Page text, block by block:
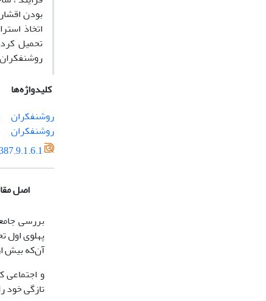
بودن
اتخاذ
تحمیل
کلیدواژه‌ها
روشنفکران
روشنفکران
اصل
بررسی
پهلوی اول
آن‌که بیش
و اجتماعی
تازگی خود